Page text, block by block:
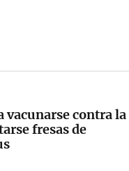
vacunarse contra la
fresas de